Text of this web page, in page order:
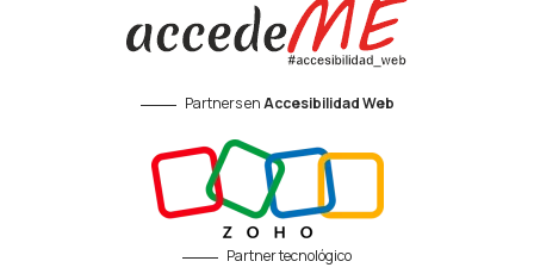
Partners enAccesibilidad Web
Partner tecnológico